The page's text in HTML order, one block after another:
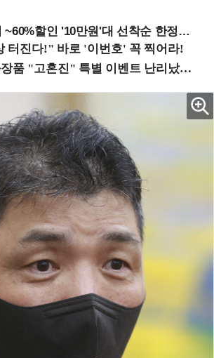
할인 '10만원'대 선착순 한정판매!